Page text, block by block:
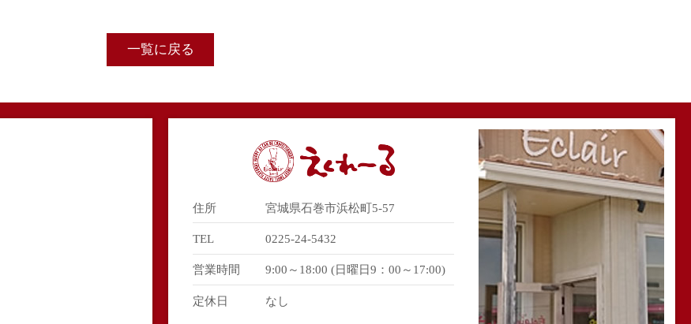
一覧に戻る
住所 宮城県石巻市浜松町5-57
TEL 0225-24-5432
営業時間 9:00～18:00 (日曜日9：00～17:00)
定休日 なし